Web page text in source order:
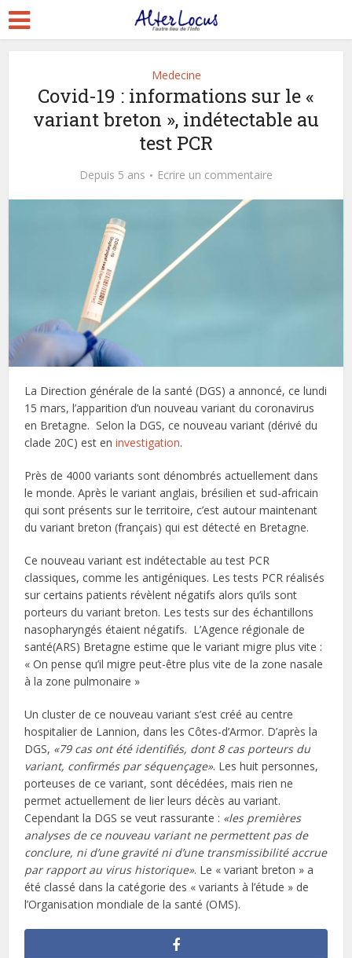
Medecine
Covid-19 : informations sur le «
variant breton », indétectable au
test PCR
Depuis 5 ans Ecrire un commentaire
La Direction générale de la santé (DGS) a annoncé, ce lundi
15 mars, l’apparition d’un nouveau variant du coronavirus
en Bretagne. Selon la DGS, ce nouveau variant (dérivé du
clade 20C) est eninvestigation.
Près de 4000 variants sont dénombrés actuellement dans
le monde. Après le variant anglais, brésilien et sud-africain
qui sont présents sur le territoire, c’est autour maintenant
du variant breton (français) qui est détecté en Bretagne.
Ce nouveau variant est indétectable au test PCR
classiques, comme les antigéniques. Les tests PCR réalisés
sur certains patients révèlent négatifs alors qu’ils sont
porteurs du variant breton. Les tests sur des échantillons
nasopharyngés étaient négatifs. L’Agence régionale de
santé(ARS) Bretagne estime que le variant migre plus vite :
« On pense qu’il migre peut-être plus vite de la zone nasale
à la zone pulmonaire »
Un cluster de ce nouveau variant s’est créé au centre
hospitalier de Lannion, dans les Côtes-d’Armor. D’après la
DGS, «79 cas ont été identifiés, dont 8 cas porteurs du
variant, confirmés par séquençage». Les huit personnes,
porteuses de ce variant, sont décédées, mais rien ne
permet actuellement de lier leurs décès au variant.
Cependant la DGS se veut rassurante : «les premières
analyses de ce nouveau variant ne permettent pas de
conclure, ni d’une gravité ni d’une transmissibilité accrue
par rapport au virus historique». Le « variant breton » a
été classé dans la catégorie des « variants à l’étude » de
l’Organisation mondiale de la santé (OMS).